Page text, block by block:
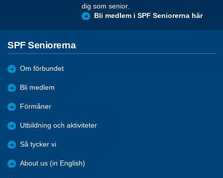
dig som senior.
Bli medlem i SPF Seniorerna här
SPF Seniorerna
Om förbundet
Bli medlem
Förmåner
Utbildning och aktiviteter
Så tycker vi
About us (in English)